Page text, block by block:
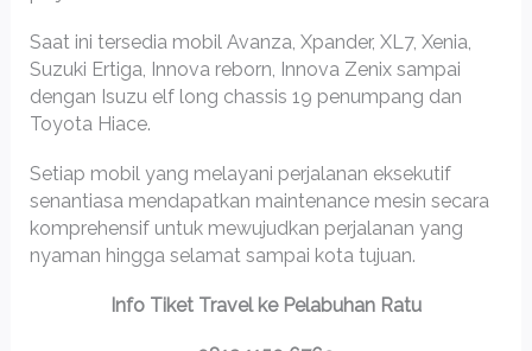
Saat ini tersedia mobil Avanza, Xpander, XL7, Xenia,
Suzuki Ertiga, Innova reborn, Innova Zenix sampai
dengan Isuzu elf long chassis 19 penumpang dan
Toyota Hiace.
Setiap mobil yang melayani perjalanan eksekutif
senantiasa mendapatkan maintenance mesin secara
komprehensif untuk mewujudkan perjalanan yang
nyaman hingga selamat sampai kota tujuan.
Info Tiket Travel ke Pelabuhan Ratu